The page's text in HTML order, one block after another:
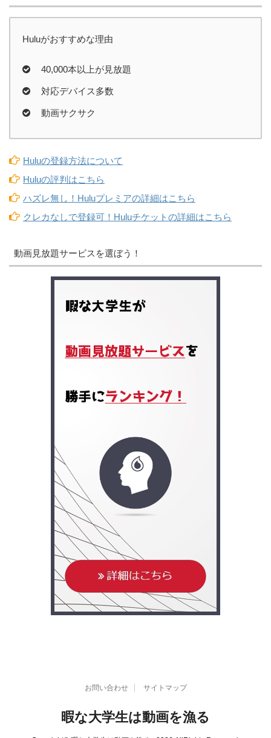
Huluがおすすめな理由
40,000本以上が見放題
対応デバイス多数
動画サクサク
Huluの登録方法について
Huluの評判はこちら
ハズレ無し！Huluプレミアの詳細はこちら
クレカなしで登録可！Huluチケットの詳細はこちら
動画見放題サービスを選ぼう！
お問い合わせ サイトマップ
暇な大学生は動画を漁る